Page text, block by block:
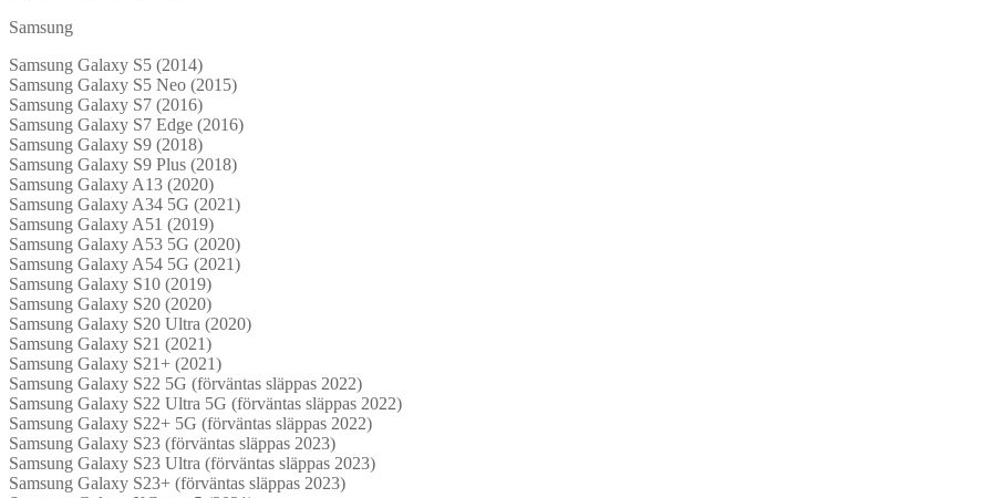
Samsung
Samsung Galaxy S5 (2014)
Samsung Galaxy S5 Neo (2015)
Samsung Galaxy S7 (2016)
Samsung Galaxy S7 Edge (2016)
Samsung Galaxy S9 (2018)
Samsung Galaxy S9 Plus (2018)
Samsung Galaxy A13 (2020)
Samsung Galaxy A34 5G (2021)
Samsung Galaxy A51 (2019)
Samsung Galaxy A53 5G (2020)
Samsung Galaxy A54 5G (2021)
Samsung Galaxy S10 (2019)
Samsung Galaxy S20 (2020)
Samsung Galaxy S20 Ultra (2020)
Samsung Galaxy S21 (2021)
Samsung Galaxy S21+ (2021)
Samsung Galaxy S22 5G (förväntas släppas 2022)
Samsung Galaxy S22 Ultra 5G (förväntas släppas 2022)
Samsung Galaxy S22+ 5G (förväntas släppas 2022)
Samsung Galaxy S23 (förväntas släppas 2023)
Samsung Galaxy S23 Ultra (förväntas släppas 2023)
Samsung Galaxy S23+ (förväntas släppas 2023)